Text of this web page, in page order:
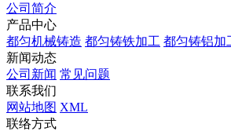
公司简介
产品中心
都匀机械铸造 都匀铸铁加工 都匀铸铝加
新闻动态
公司新闻 常见问题
联系我们
网站地图 XML
联络方式